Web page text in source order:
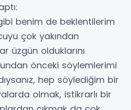
benim de beklentilerim
çok yakından
üzgün olduklarını
önceki söylemlerimi
hep söylediğim bir
olmak, istikrarlı bir